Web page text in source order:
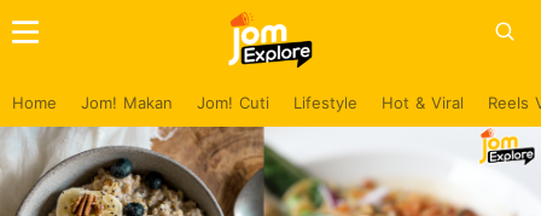
Home Jom! Makan Jom! Cuti Lifestyle Hot & Viral Reels